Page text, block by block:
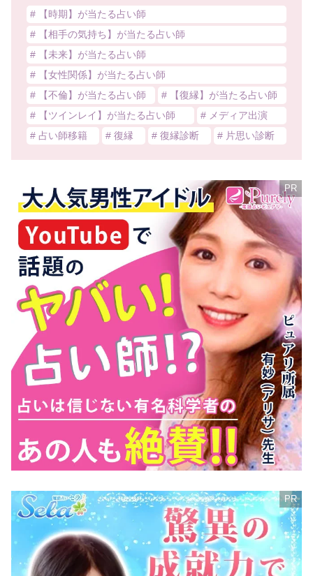
# 【時期】が当たる占い師
# 【相手の気持ち】が当たる占い師
# 【未来】が当たる占い師
# 【女性関係】が当たる占い師
# 【不倫】が当たる占い師
# 【復縁】が当たる占い師
# 【ツインレイ】が当たる占い師
# メディア出演
# 占い師移籍
# 復縁 # 復縁診断 # 片思い診断